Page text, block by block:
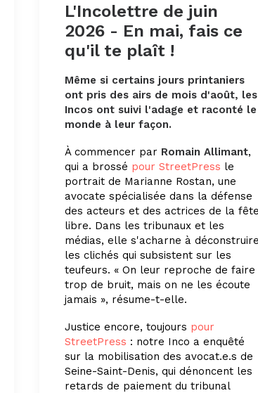
L'Incolettre de juin
2026 - En mai, fais ce
qu'il te plaît !
Même si certains jours printaniers
ont pris des airs de mois d'août, les
Incos ont suivi l'adage et raconté le
monde à leur façon.
À commencer par Romain Allimant,
qui a brossé pour StreetPress le
portrait de Marianne Rostan, une
avocate spécialisée dans la défense
des acteurs et des actrices de la fête
libre. Dans les tribunaux et les
médias, elle s'acharne à déconstruire
les clichés qui subsistent sur les
teufeurs. « On leur reproche de faire
trop de bruit, mais on ne les écoute
jamais », résume-t-elle.
Justice encore, toujours pour
StreetPress : notre Inco a enquêté
sur la mobilisation des avocat.e.s de
Seine-Saint-Denis, qui dénoncent les
retards de paiement du tribunal